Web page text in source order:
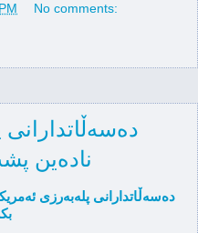
No comments:
ده‌سه‌ڵاتدارانی
ناده‌ین